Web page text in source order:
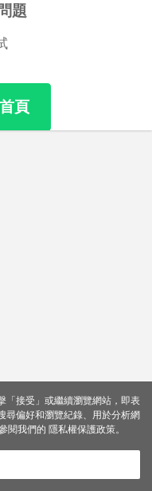
題
頁
「接受」或繼續瀏覽網站，即表
尋偏好和瀏覽紀錄、用於分析網
閱我們的 隱私權保護政策。